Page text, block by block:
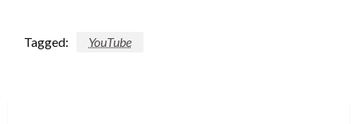
Tagged: YouTube